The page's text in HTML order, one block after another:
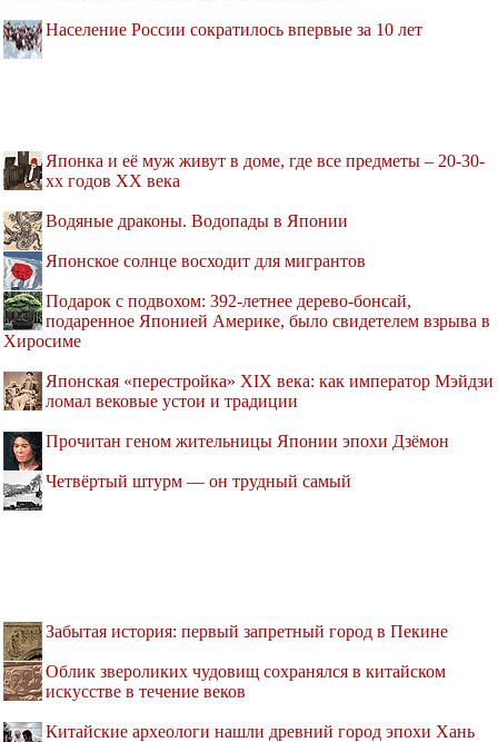
Население России сократилось впервые за 10 лет
Японка и её муж живут в доме, где все предметы – 20-30-
хх годов XX века
Водяные драконы. Водопады в Японии
Японское солнце восходит для мигрантов
Подарок с подвохом: 392-летнее дерево-бонсай,
подаренное Японией Америке, было свидетелем взрыва в
Хиросиме
Японская «перестройка» XIX века: как император Мэйдзи
ломал вековые устои и традиции
Прочитан геном жительницы Японии эпохи Дзёмон
Четвёртый штурм — он трудный самый
Забытая история: первый запретный город в Пекине
Облик звероликих чудовищ сохранялся в китайском
искусстве в течение веков
Китайские археологи нашли древний город эпохи Хань